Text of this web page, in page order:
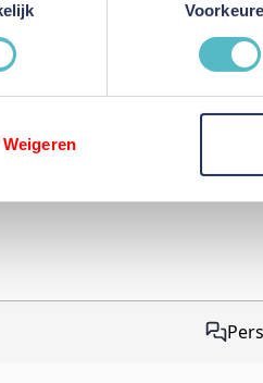
Weigeren